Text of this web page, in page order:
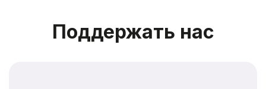
Поддержать нас